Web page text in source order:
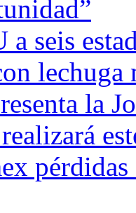
a seis
lechuga
la